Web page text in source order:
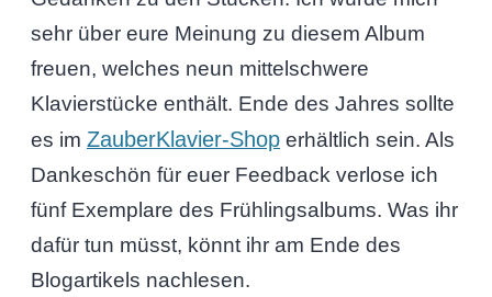
sehr über eure Meinung zu diesem Album
freuen, welches neun mittelschwere
Klavierstücke enthält. Ende des Jahres sollte
es im ZauberKlavier-Shoperhältlich sein. Als
Dankeschön für euer Feedback verlose ich
fünf Exemplare des Frühlingsalbums. Was ihr
dafür tun müsst, könnt ihr am Ende des
Blogartikels nachlesen.